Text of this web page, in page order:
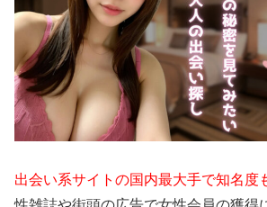
出会い系サイトの国内最大手で知名度